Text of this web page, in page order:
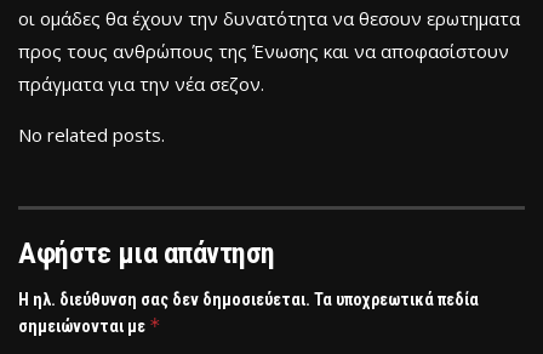
οι ομάδες θα έχουν την δυνατότητα να θεσουν ερωτηματα
προς τους ανθρώπους της Ένωσης και να αποφασίστουν
πράγματα για την νέα σεζον.
No related posts.
Αφήστε μια απάντηση
Η ηλ. διεύθυνση σας δεν δημοσιεύεται. Τα υποχρεωτικά πεδία
σημειώνονται με *